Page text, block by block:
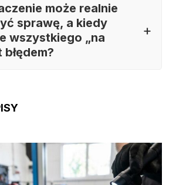
może realnie
sprawę, a kiedy
wszystkiego „na